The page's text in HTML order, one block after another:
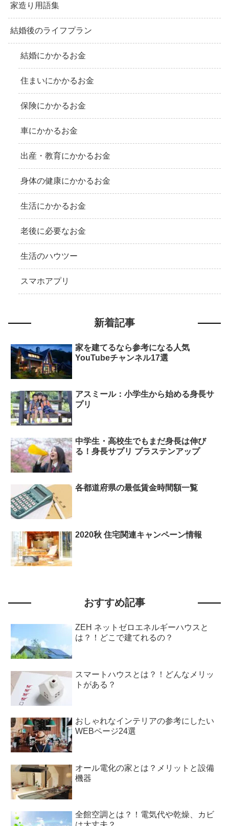
家造り用語集
結婚後のライフプラン
結婚にかかるお金
住まいにかかるお金
保険にかかるお金
車にかかるお金
出産・教育にかかるお金
身体の健康にかかるお金
生活にかかるお金
老後に必要なお金
生活のハウツー
スマホアプリ
新着記事
家を建てるなら参考になる人気
YouTubeチャンネル17選
アスミール：小学生から始める身長サ
プリ
中学生・高校生でもまだ身長は伸び
る！身長サプリ プラステンアップ
各都道府県の最低賃金時間額一覧
2020秋 住宅関連キャンペーン情報
おすすめ記事
ZEH ネットゼロエネルギーハウスと
は？！どこで建てれるの？
スマートハウスとは？！どんなメリッ
トがある？
おしゃれなインテリアの参考にしたい
WEBページ24選
オール電化の家とは？メリットと設備
機器
全館空調とは？！電気代や乾燥、カビ